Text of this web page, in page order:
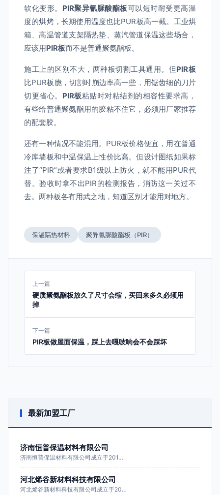
软化变形。 PIR聚异氰脲酸酯板可以短时耐受更高温
度的烘烤，长期使用温度也比PUR板高一截。工业烘
箱、高温管道支架隔热垫、蒸汽管道保温这些场合，
应该用PIR板而不是普通聚氨酯板。
施工上的区别不大，两种板切割工具通用。但PIR板
比PUR板脆，切割时崩边率高一些，用锯齿细的刀片
切更省心。 PIR板粘贴时对粘结剂的相容性要求高，
有些给普通聚氨酯用的胶粘不住它，必须用厂家推荐
的配套胶。
还有一种情况不能混用。PUR板价格便宜，用在普通
冷库墙板和中温保温上性价比高。但设计图纸如果标
注了“PIR”或者要求B1级以上防火，就不能用PUR代
替。验收时拿不出PIR的检测报告，消防这一关过不
去。两种板各有用武之地，知道区别才能用对地方。
保温隔热材料 聚异氰脲酸酯板（PIR）
上一篇
硬质聚氨酯板放久了尺寸会缩，买回来多久必须用
掉
下一篇
PIR板做屋面保温，踩上去嘎吱响会不会踩坏
最新加盟工厂
济南恒普保温材料有限公司
济南恒普保温材料有限公司成立于201…
河北烯谷新材料科技有限公司
河北烯谷新材料科技有限公司成立于20…